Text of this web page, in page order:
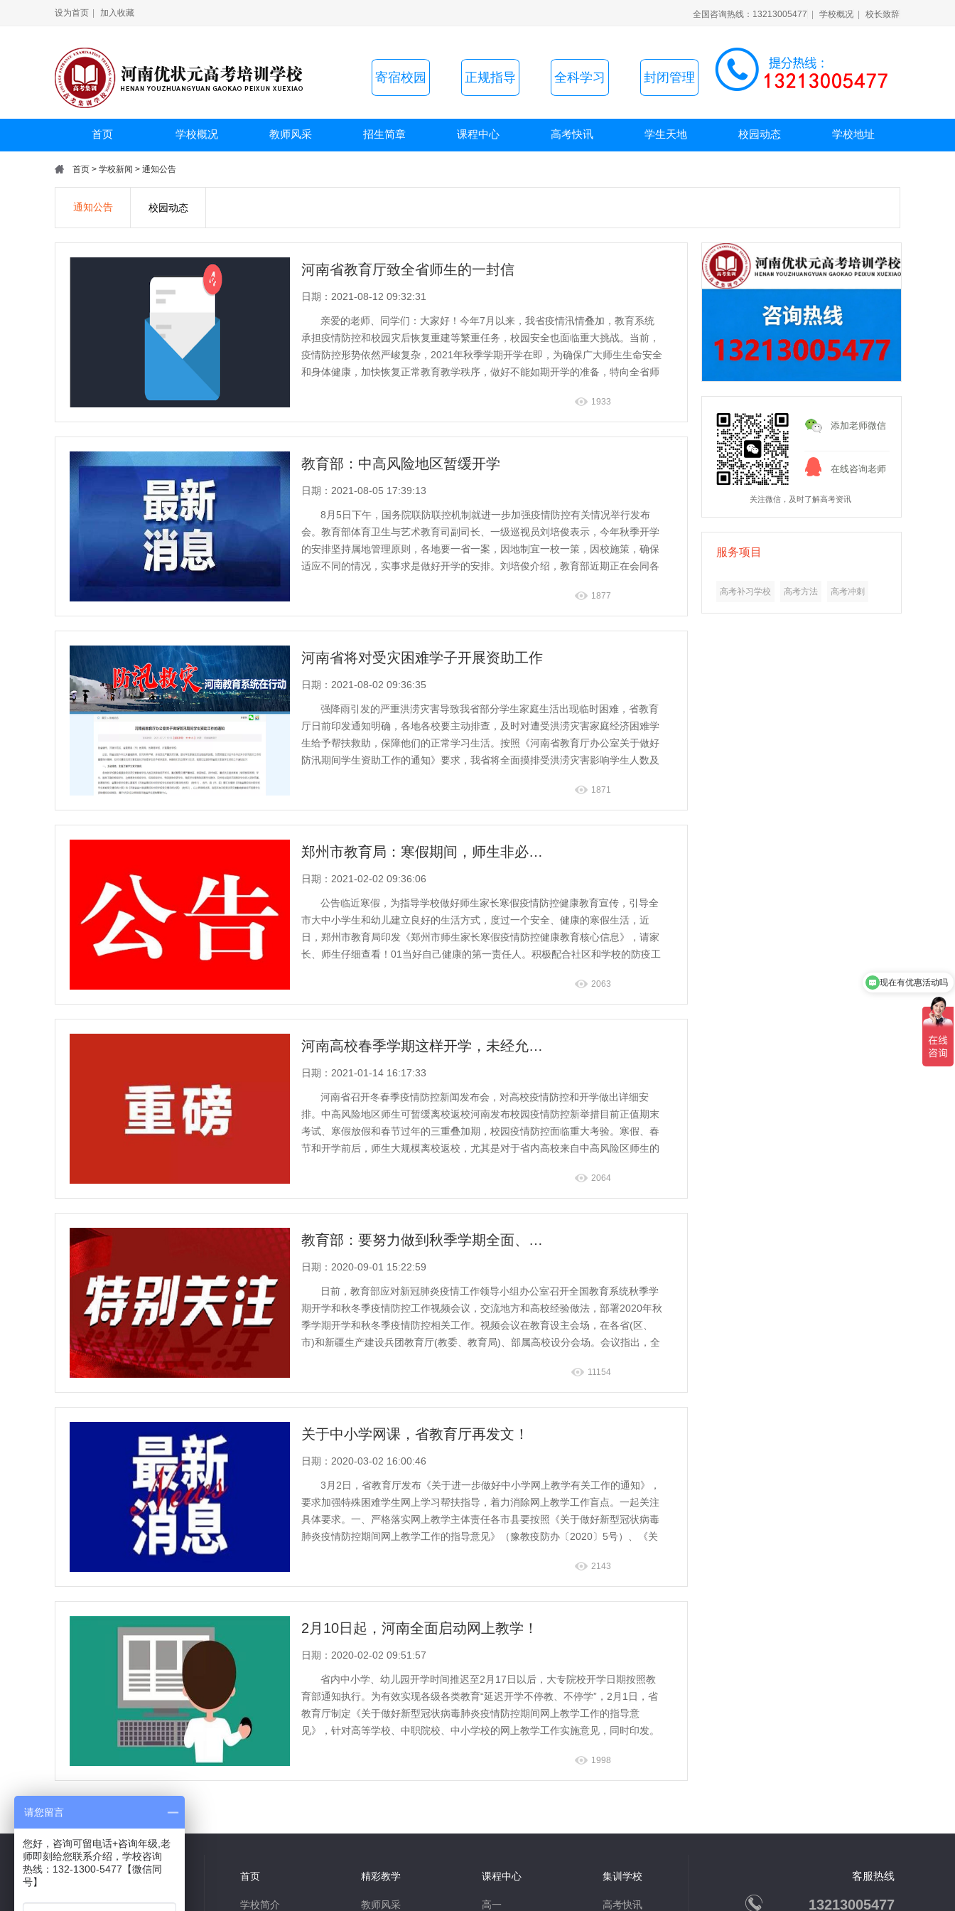
设为首页 加入收藏 全国咨询热线：13213005477 学校概况 校长致辞
寄宿校园 正规指导 全科学习 封闭管理
首页 学校概况 教师风采 招生简章 课程中心 高考快讯 学生天地 校园动态 学校地址
首页 > 学校新闻 > 通知公告
通知公告 校园动态
添加老师微信
在线咨询老师
关注微信，及时了解高考资讯
服务项目
高考补习学校 高考方法 高考冲刺
河南省教育厅致全省师生的一封信
日期：2021-08-12 09:32:31
亲爱的老师、同学们：大家好！今年7月以来，我省疫情汛情叠加，教育系统
承担疫情防控和校园灾后恢复重建等繁重任务，校园安全也面临重大挑战。当前，
疫情防控形势依然严峻复杂，2021年秋季学期开学在即，为确保广大师生生命安全
和身体健康，加快恢复正常教育教学秩序，做好不能如期开学的准备，特向全省师
1933
教育部：中高风险地区暂缓开学
日期：2021-08-05 17:39:13
8月5日下午，国务院联防联控机制就进一步加强疫情防控有关情况举行发布
会。教育部体育卫生与艺术教育司副司长、一级巡视员刘培俊表示，今年秋季开学
的安排坚持属地管理原则，各地要一省一案，因地制宜一校一策，因校施策，确保
适应不同的情况，实事求是做好开学的安排。刘培俊介绍，教育部近期正在会同各
1877
河南省将对受灾困难学子开展资助工作
日期：2021-08-02 09:36:35
强降雨引发的严重洪涝灾害导致我省部分学生家庭生活出现临时困难，省教育
厅日前印发通知明确，各地各校要主动排查，及时对遭受洪涝灾害家庭经济困难学
生给予帮扶救助，保障他们的正常学习生活。按照《河南省教育厅办公室关于做好
防汛期间学生资助工作的通知》要求，我省将全面摸排受洪涝灾害影响学生人数及
1871
郑州市教育局：寒假期间，师生非必要不出行、不聚集
日期：2021-02-02 09:36:06
公告临近寒假，为指导学校做好师生家长寒假疫情防控健康教育宣传，引导全
市大中小学生和幼儿建立良好的生活方式，度过一个安全、健康的寒假生活，近
日，郑州市教育局印发《郑州市师生家长寒假疫情防控健康教育核心信息》，请家
长、师生仔细查看！01当好自己健康的第一责任人。积极配合社区和学校的防疫工
2063
河南高校春季学期这样开学，未经允许不得提前返校！
日期：2021-01-14 16:17:33
河南省召开冬春季疫情防控新闻发布会，对高校疫情防控和开学做出详细安
排。中高风险地区师生可暂缓离校返校河南发布校园疫情防控新举措目前正值期末
考试、寒假放假和春节过年的三重叠加期，校园疫情防控面临重大考验。寒假、春
节和开学前后，师生大规模离校返校，尤其是对于省内高校来自中高风险区师生的
2064
教育部：要努力做到秋季学期全面、正常、安全开学
日期：2020-09-01 15:22:59
日前，教育部应对新冠肺炎疫情工作领导小组办公室召开全国教育系统秋季学
期开学和秋冬季疫情防控工作视频会议，交流地方和高校经验做法，部署2020年秋
季学期开学和秋冬季疫情防控相关工作。视频会议在教育设主会场，在各省(区、
市)和新疆生产建设兵团教育厅(教委、教育局)、部属高校设分会场。会议指出，全
11154
关于中小学网课，省教育厅再发文！
日期：2020-03-02 16:00:46
3月2日，省教育厅发布《关于进一步做好中小学网上教学有关工作的通知》，
要求加强特殊困难学生网上学习帮扶指导，着力消除网上教学工作盲点。一起关注
具体要求。一、严格落实网上教学主体责任各市县要按照《关于做好新型冠状病毒
肺炎疫情防控期间网上教学工作的指导意见》（豫教疫防办〔2020〕5号）、《关
2143
2月10日起，河南全面启动网上教学！
日期：2020-02-02 09:51:57
省内中小学、幼儿园开学时间推迟至2月17日以后，大专院校开学日期按照教
育部通知执行。为有效实现各级各类教育“延迟开学不停教、不停学”，2月1日，省
教育厅制定《关于做好新型冠状病毒肺炎疫情防控期间网上教学工作的指导意
见》，针对高等学校、中职院校、中小学校的网上教学工作实施意见，同时印发。
1998
微信关注 首页
学校简介
精彩教学
教师风采
课程中心
高一
集训学校
高考快讯
客服热线
13213005477
现在有优惠活动吗
请您留言
您好，咨询可留电话+咨询年级,老
师即刻给您联系介绍，学校咨询
热线：132-1300-5477【微信同
号】